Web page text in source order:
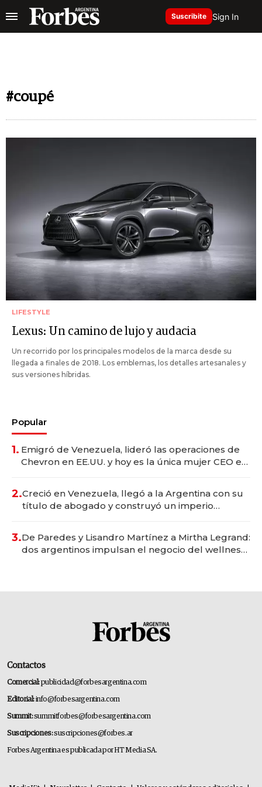
Suscribite Sign In
#coupé
LIFESTYLE
Lexus: Un camino de lujo y audacia
Un recorrido por los principales modelos de la marca desde su
llegada a finales de 2018. Los emblemas, los detalles artesanales y
sus versiones híbridas.
Popular
1. Emigró de Venezuela, lideró las operaciones de
Chevron en EE.UU. y hoy es la única mujer CEO en
2.Creció en Venezuela, llegó a la Argentina con su
título de abogado y construyó un imperio
3.De Paredes y Lisandro Martínez a Mirtha Legrand:
dos argentinos impulsan el negocio del wellness
Contactos
Comercial:publicidad@forbesargentina.com
Editorial:info@forbesargentina.com
Summit:summitforbes@forbesargentina.com
Suscripciones:suscripciones@forbes.ar
Forbes Argentina es publicada por HT Media SA.